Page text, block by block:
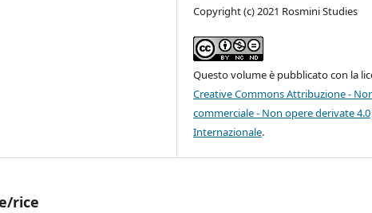
Copyright (c) 2021 Rosmini Studies
Questo volume è pubblicato con la
Creative Commons Attribuzione -
commerciale - Non opere derivate 4.0
Internazionale.
rice